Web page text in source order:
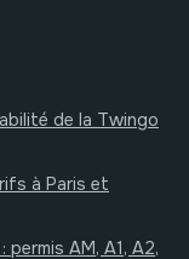
de la Twingo
à Paris et
AM, A1, A2,